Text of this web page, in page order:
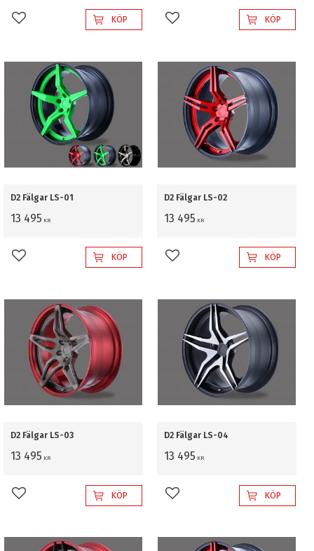
Lägg till i favoriterKÖP Lägg till i favoriterKÖP
D2 Fälgar LS-01
13 495 KR
Lägg till i favoriterKÖP
D2 Fälgar LS-02
13 495 KR
Lägg till i favoriterKÖP
D2 Fälgar LS-03
13 495 KR
Lägg till i favoriterKÖP
D2 Fälgar LS-04
13 495 KR
Lägg till i favoriterKÖP